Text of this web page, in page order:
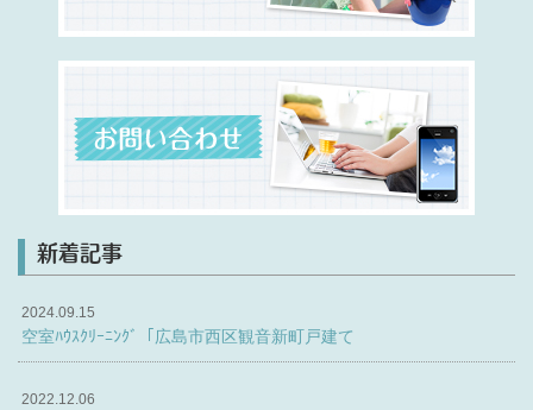
新着記事
2024.09.15
空室ﾊｳｽｸﾘｰﾆﾝｸﾞ「広島市西区観音新町戸建て
2022.12.06